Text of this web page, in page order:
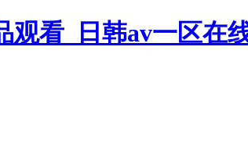
看_日韩av一区在